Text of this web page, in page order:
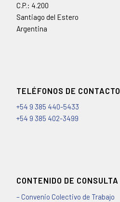
C.P.: 4.200
Santiago del Estero
Argentina
TELÉFONOS DE CONTACTO
+54 9 385 440-5433
+54 9 385 402-3499
CONTENIDO DE CONSULTA
– Convenio Colectivo de Trabajo